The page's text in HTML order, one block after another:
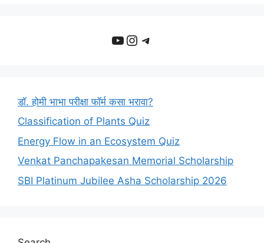
YouTube
Instagram
Telegram
डॉ. होमी भाभा परीक्षा फॉर्म कसा भरावा?
Classification of Plants Quiz
Energy Flow in an Ecosystem Quiz
Venkat Panchapakesan Memorial Scholarship
SBI Platinum Jubilee Asha Scholarship 2026